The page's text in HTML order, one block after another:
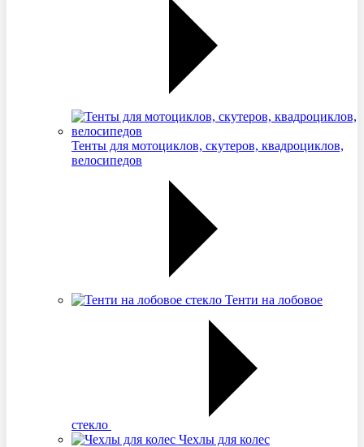
Тенты для мотоциклов, скутеров, квадроциклов,
велосипедов
Тенти на лобовое
стекло
Чехлы для колес